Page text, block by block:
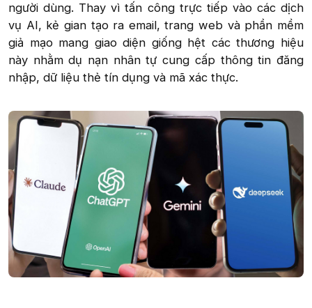
người dùng. Thay vì tấn công trực tiếp vào các dịch
vụ AI, kẻ gian tạo ra email, trang web và phần mềm
giả mạo mang giao diện giống hệt các thương hiệu
này nhằm dụ nạn nhân tự cung cấp thông tin đăng
nhập, dữ liệu thẻ tín dụng và mã xác thực.